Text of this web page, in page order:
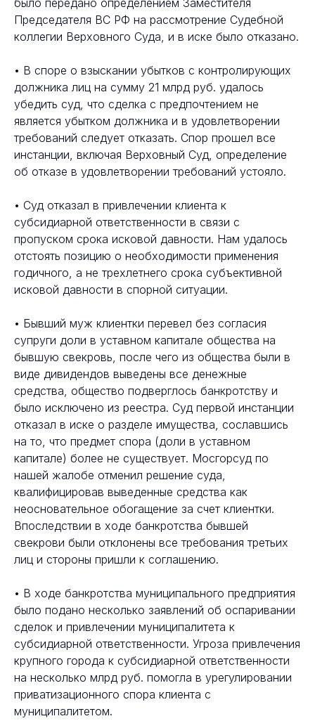
было передано определением Заместителя
Председателя ВС РФ на рассмотрение Судебной
коллегии Верховного Суда, и в иске было отказано.
• В споре о взыскании убытков с контролирующих
должника лиц на сумму 21 млрд руб. удалось
убедить суд, что сделка с предпочтением не
является убытком должника и в удовлетворении
требований следует отказать. Спор прошел все
инстанции, включая Верховный Суд, определение
об отказе в удовлетворении требований устояло.
• Суд отказал в привлечении клиента к
субсидиарной ответственности в связи с
пропуском срока исковой давности. Нам удалось
отстоять позицию о необходимости применения
годичного, а не трехлетнего срока субъективной
исковой давности в спорной ситуации.
• Бывший муж клиентки перевел без согласия
супруги доли в уставном капитале общества на
бывшую свекровь, после чего из общества были в
виде дивидендов выведены все денежные
средства, общество подверглось банкротству и
было исключено из реестра. Суд первой инстанции
отказал в иске о разделе имущества, сославшись
на то, что предмет спора (доли в уставном
капитале) более не существует. Мосгорсуд по
нашей жалобе отменил решение суда,
квалифицировав выведенные средства как
неосновательное обогащение за счет клиентки.
Впоследствии в ходе банкротства бывшей
свекрови были отклонены все требования третьих
лиц и стороны пришли к соглашению.
• В ходе банкротства муниципального предприятия
было подано несколько заявлений об оспаривании
сделок и привлечении муниципалитета к
субсидиарной ответственности. Угроза привлечения
крупного города к субсидиарной ответственности
на несколько млрд руб. помогла в урегулировании
приватизационного спора клиента с
муниципалитетом.